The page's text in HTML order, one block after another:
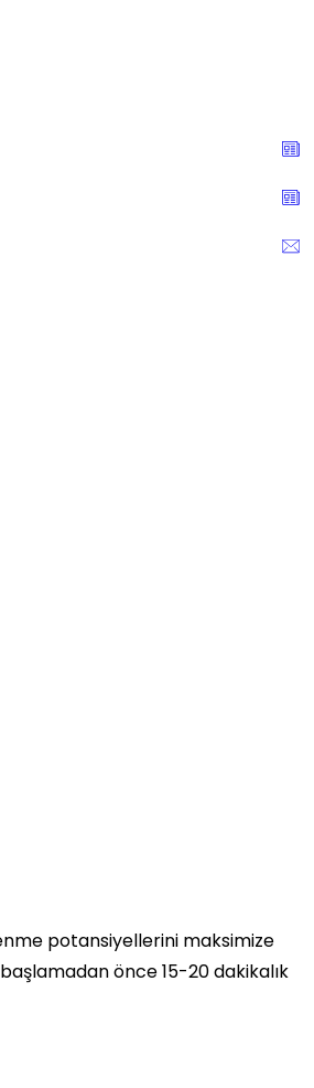
potansiyellerini maksimize
önce 15-20 dakikalık